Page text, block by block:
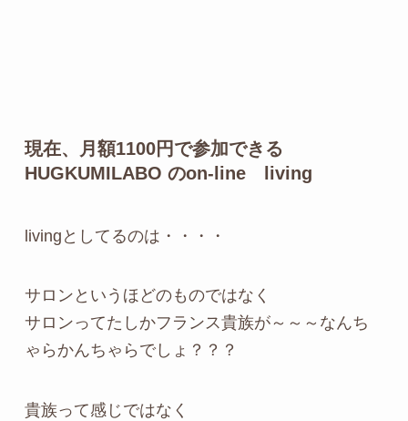
現在、月額1100円で参加できる
HUGKUMILABO のon-line living
livingとしてるのは・・・・
サロンというほどのものではなく
サロンってたしかフランス貴族が～～～なんち
ゃらかんちゃらでしょ？？？
貴族って感じではなく